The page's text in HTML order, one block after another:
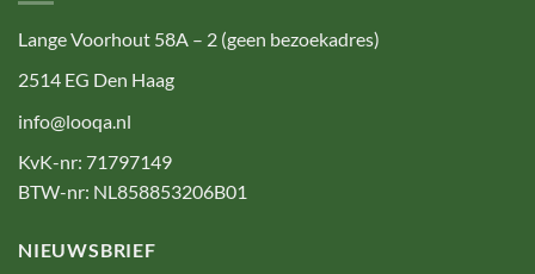
Lange Voorhout 58A – 2 (geen bezoekadres)
2514 EG Den Haag
info@looqa.nl
KvK-nr: 71797149
BTW-nr: NL858853206B01
NIEUWSBRIEF